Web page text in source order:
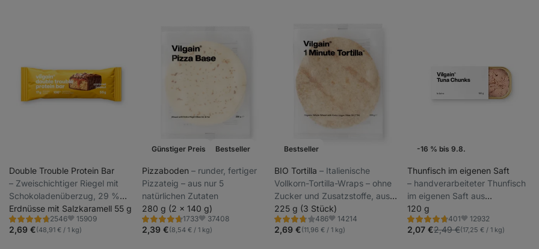
Double Trouble Protein Bar
⁠–⁠ Zweischichtiger Riegel mit
Schokoladenüberzug, 29 %
hochwertiges Eiweiß, ohne
Konservierungsstoffe und
Farbstoffe
Erdnüsse mit Salzkaramell 55 g
2546
Bewertung
4.7/5,
2546
Favoriten
15909
2,69 €(48,91 € / 1 kg)
Günstiger Preis Bestseller
Pizzaboden ⁠–⁠ runder, fertiger
Pizzateig – aus nur 5
natürlichen Zutaten
280 g (2 x 140 g)
1733
Bewertung
4.8/5,
1733
Favoriten
37408
2,39 €(8,54 € / 1 kg)
Bestseller
BIO Tortilla⁠–⁠ Italienische
Vollkorn-Tortilla-Wraps – ohne
Zucker und Zusatzstoffe, aus
nur 6 natürlichen Zutaten
225 g (3 Stück)
486
Bewertung
3.8/5,
486
Favoriten
14214
2,69 €(11,96 € / 1 kg)
-16 % bis 9.8.
Günstiger Preis
Thunfisch im eigenen Saft
⁠–⁠ handverarbeiteter Thunfisch
im eigenen Saft aus
nachhaltiger Fischerei
120 g
401
Bewertung
4.7/5,
401
Favoriten
12932
2,07 €2,49 €(17,25 € / 1 kg)